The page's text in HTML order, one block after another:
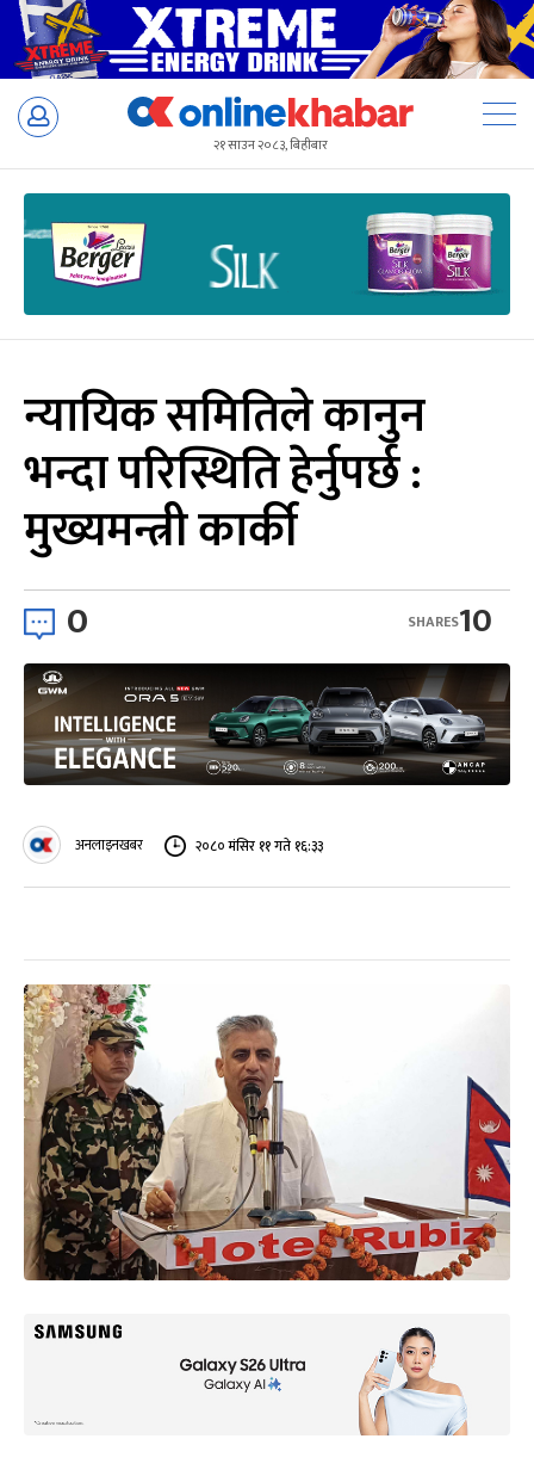
Skip
२१ साउन २०८३, बिहीबार
न्यायिक समितिले कानुन
भन्दा परिस्थिति हेर्नुपर्छ :
मुख्यमन्त्री कार्की
0 10
SHARES
अनलाइनखबर २०८० मंसिर ११ गते १६:३३